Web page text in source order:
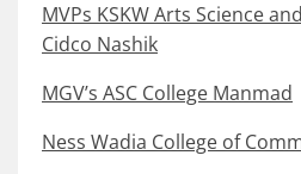
MVPs KSKW Arts Science
Cidco Nashik
MGV’s ASC College Manmad
Ness Wadia College of